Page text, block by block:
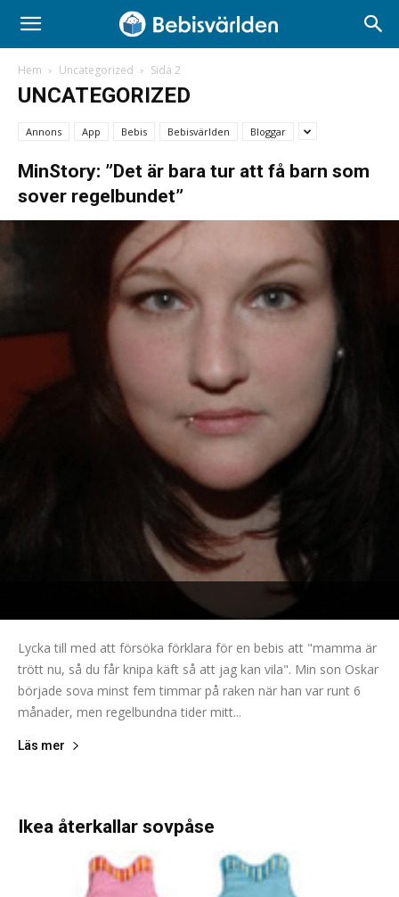
Hem Uncategorized Sida 2
UNCATEGORIZED
Annons App Bebis Bebisvärlden Bloggar
MinStory: ”Det är bara tur att få barn som
sover regelbundet”
Lycka till med att försöka förklara för en bebis att "mamma är
trött nu, så du får knipa käft så att jag kan vila". Min son Oskar
började sova minst fem timmar på raken när han var runt 6
månader, men regelbundna tider mitt...
Läs mer
Ikea återkallar sovpåse